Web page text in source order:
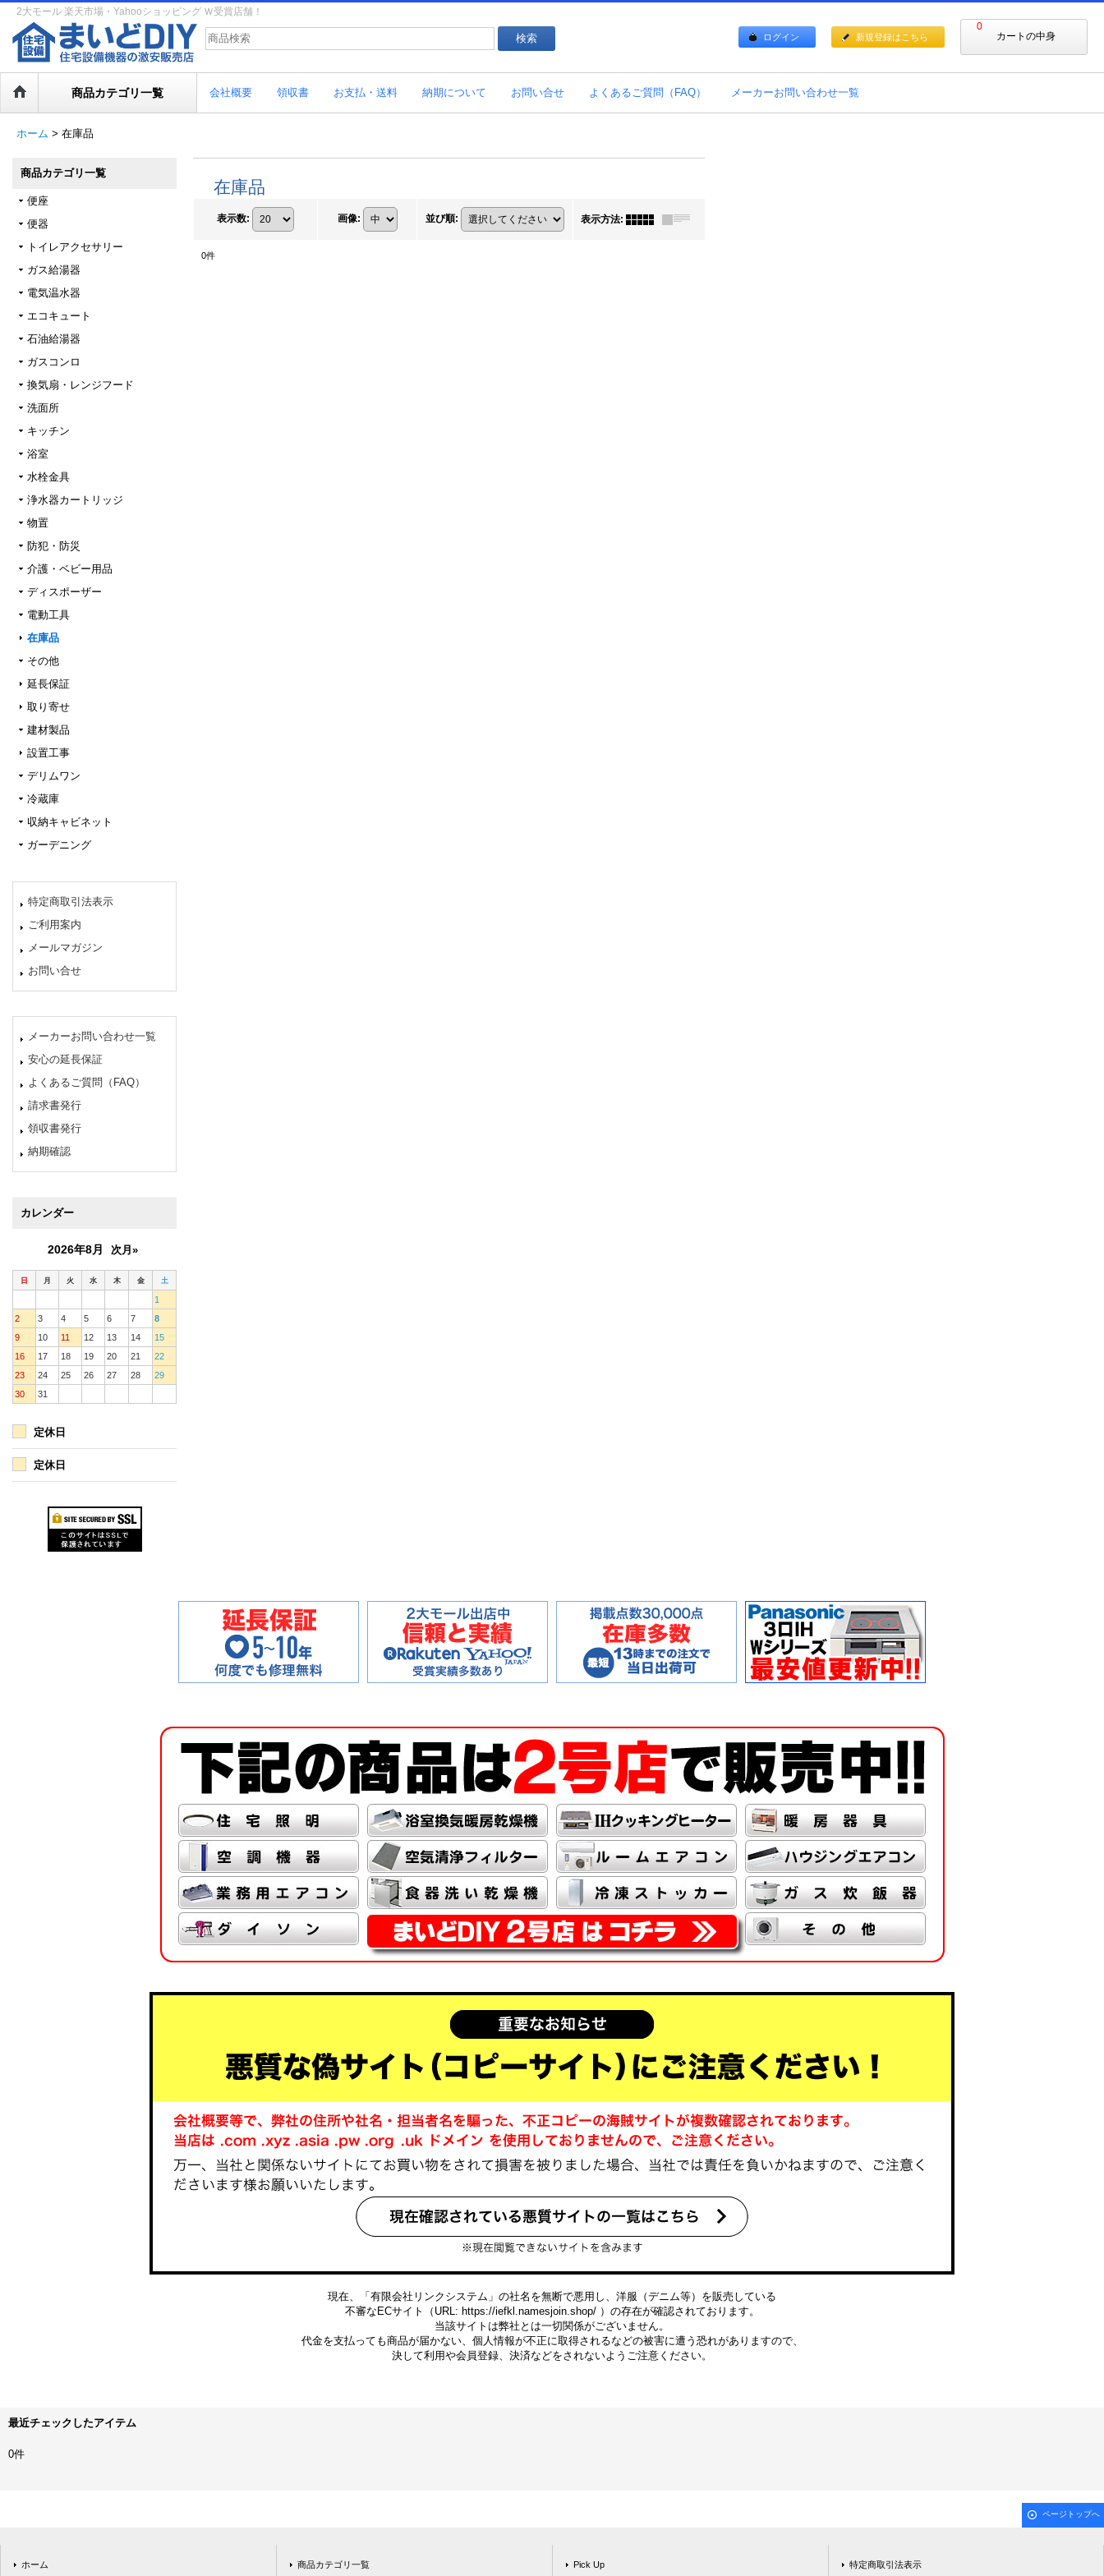
2大モール 楽天市場・Yahooショッピング Ｗ受賞店舗！
0
カートの中身
ログイン 新規登録はこちら
商品カテゴリ一覧 会社概要 領収書 お支払・送料 納期について お問い合せ よくあるご質問（FAQ） メーカーお問い合わせ一覧
ホーム > 在庫品
商品カテゴリ一覧
便座
便器
トイレアクセサリー
ガス給湯器
電気温水器
エコキュート
石油給湯器
ガスコンロ
換気扇・レンジフード
洗面所
キッチン
浴室
水栓金具
浄水器カートリッジ
物置
防犯・防災
介護・ベビー用品
ディスポーザー
電動工具
在庫品
その他
延長保証
取り寄せ
建材製品
設置工事
デリムワン
冷蔵庫
収納キャビネット
ガーデニング
特定商取引法表示
ご利用案内
メールマガジン
お問い合せ
メーカーお問い合わせ一覧
安心の延長保証
よくあるご質問（FAQ）
請求書発行
領収書発行
納期確認
カレンダー
2026年8月 次月»
日 月 火 水 木 金 土
1
2
3 4 5 6 7
8
9
10 11 12 13 14
15
16
17 18 19 20 21
22
23
24 25 26 27 28
29
30
31
定休日
定休日
在庫品
表示数: 画像: 並び順: 表示方法:
0件
現在、「有限会社リンクシステム」の社名を無断で悪用し、洋服（デニム等）を販売している
不審なECサイト（URL: https://iefkl.namesjoin.shop/ ）の存在が確認されております。
当該サイトは弊社とは一切関係がございません。
代金を支払っても商品が届かない、個人情報が不正に取得されるなどの被害に遭う恐れがありますので、
決して利用や会員登録、決済などをされないようご注意ください。
最近チェックしたアイテム
0件
ページトップへ
ホーム 商品カテゴリ一覧 Pick Up 特定商取引法表示